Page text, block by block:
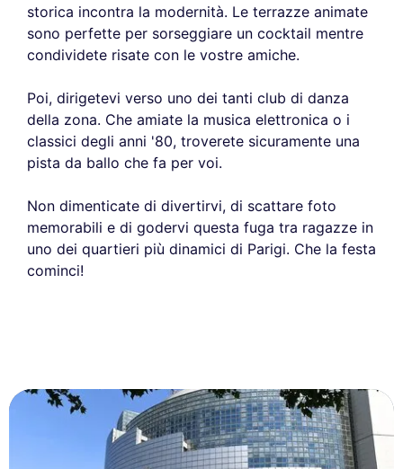
storica incontra la modernità. Le terrazze animate
sono perfette per sorseggiare un cocktail mentre
condividete risate con le vostre amiche.
Poi, dirigetevi verso uno dei tanti club di danza
della zona. Che amiate la musica elettronica o i
classici degli anni '80, troverete sicuramente una
pista da ballo che fa per voi.
Non dimenticate di divertirvi, di scattare foto
memorabili e di godervi questa fuga tra ragazze in
uno dei quartieri più dinamici di Parigi. Che la festa
cominci!